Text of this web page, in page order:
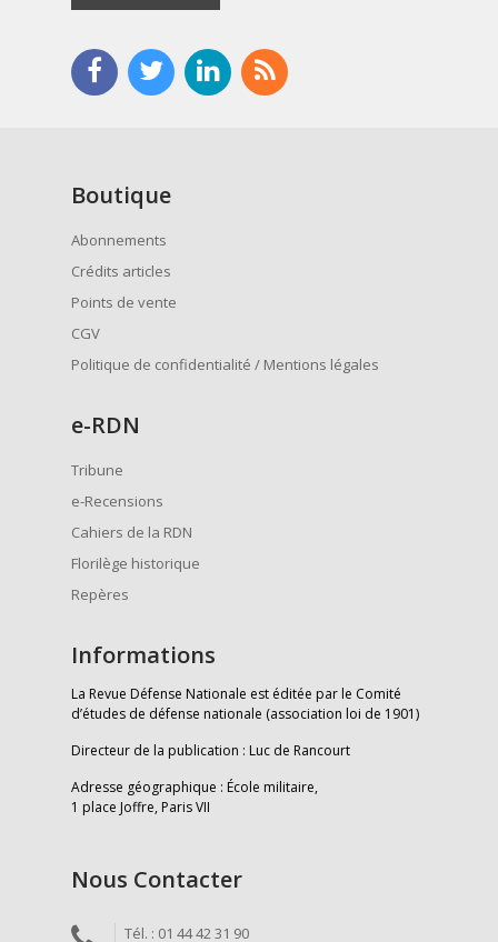
Boutique
Abonnements
Crédits articles
Points de vente
CGV
Politique de confidentialité / Mentions légales
e-RDN
Tribune
e-Recensions
Cahiers de la RDN
Florilège historique
Repères
Informations
La Revue Défense Nationale est éditée par le Comité
d’études de défense nationale (association loi de 1901)
Directeur de la publication : Luc de Rancourt
Adresse géographique : École militaire,
1 place Joffre, Paris VII
Nous Contacter
Tél. : 01 44 42 31 90